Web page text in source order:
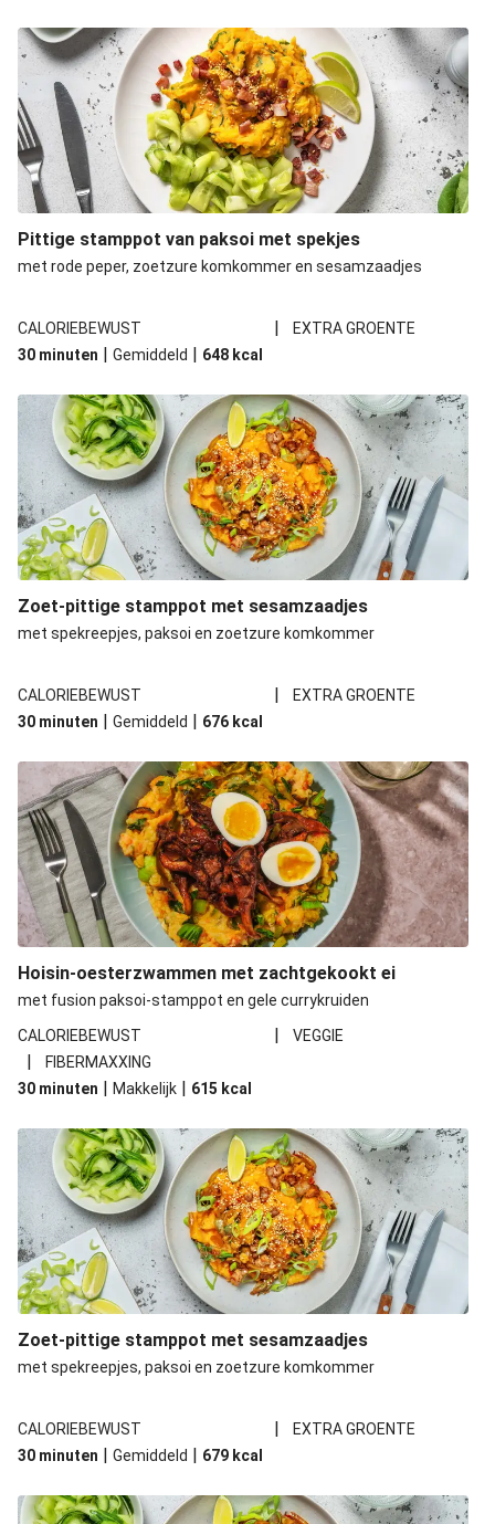
Fusion biefstukreepjes met Thais basilicum en
vijfspecerijenpoeder
Curry met plantaardige kipstukjes en paksoi
Kung Pao stijl veggie runderstukjes met knapperige
pinda's
Pittige stamppot van paksoi met spekjes
met rode peper, zoetzure komkommer en sesamzaadjes
CALORIEBEWUST |
EXTRA GROENTE
30 minuten | Gemiddeld | 648 kcal
Zoet-pittige stamppot met sesamzaadjes
met spekreepjes, paksoi en zoetzure komkommer
CALORIEBEWUST |
EXTRA GROENTE
30 minuten | Gemiddeld | 676 kcal
Hoisin-oesterzwammen met zachtgekookt ei
met fusion paksoi-stamppot en gele currykruiden
CALORIEBEWUST
| VEGGIE
|
FIBERMAXXING
30 minuten | Makkelijk | 615 kcal
Zoet-pittige stamppot met sesamzaadjes
met spekreepjes, paksoi en zoetzure komkommer
CALORIEBEWUST |
EXTRA GROENTE
30 minuten | Gemiddeld | 679 kcal